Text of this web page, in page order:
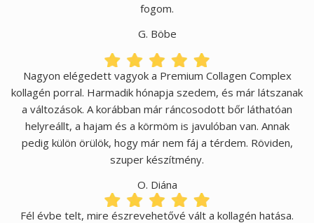
fogom.
G. Böbe
Nagyon elégedett vagyok a Premium Collagen Complex
kollagén porral. Harmadik hónapja szedem, és már látszanak
a változások. A korábban már ráncosodott bőr láthatóan
helyreállt, a hajam és a körmöm is javulóban van. Annak
pedig külön örülök, hogy már nem fáj a térdem. Röviden,
szuper készítmény.
O. Diána
Fél évbe telt, mire észrevehetővé vált a kollagén hatása.